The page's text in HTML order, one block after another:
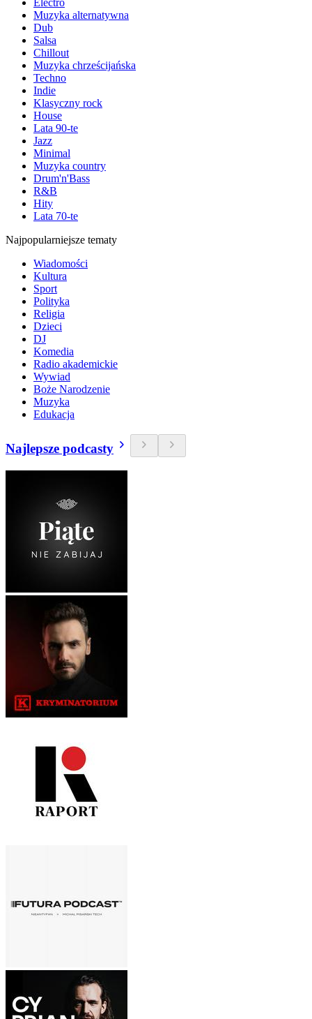
Electro
Muzyka alternatywna
Dub
Salsa
Chillout
Muzyka chrześcijańska
Techno
Indie
Klasyczny rock
House
Lata 90-te
Jazz
Minimal
Muzyka country
Drum'n'Bass
R&B
Hity
Lata 70-te
Najpopularniejsze tematy
Wiadomości
Kultura
Sport
Polityka
Religia
Dzieci
DJ
Komedia
Radio akademickie
Wywiad
Boże Narodzenie
Muzyka
Edukacja
Najlepsze podcasty